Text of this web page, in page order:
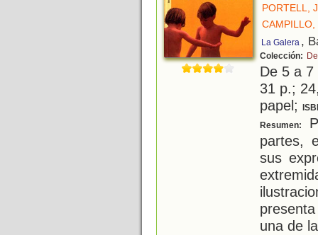
PORTELL,
CAMPILLO,
La Galera ,
Colección:
De 5 a
31 p.;
papel;
Resumen:
partes,
sus
una de